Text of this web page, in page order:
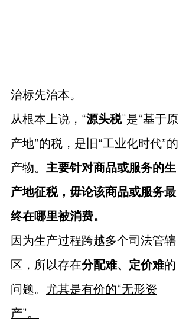
治标先治本。
从根本上说，“源头税”是“基于原
产地”的税，是旧“工业化时代”的
产物。 主要针对商品或服务的生
产地征税，毋论该商品或服务最
终在哪里被消费。
因为生产过程跨越多个司法管辖
区，所以存在分配难、定价难的
问题。 尤其是有价的“无形资
产”。